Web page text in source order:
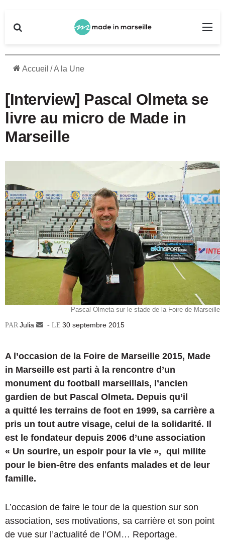
Accueil /A la Une
[Interview] Pascal Olmeta se
livre au micro de Made in
Marseille
Pascal Olmeta sur le stade de la Foire de Marseille
Julia
Envoyer30 septembre 2015
A l’occasion de la Foire de Marseille 2015, Made
in Marseille est parti à la rencontre d’un
monument du football marseillais, l’ancien
gardien de but Pascal Olmeta. Depuis qu’il
a quitté les terrains de foot en 1999, sa carrière a
pris un tout autre visage, celui de la solidarité. Il
est le fondateur depuis 2006 d’une association
« Un sourire, un espoir pour la vie », qui milite
pour le bien-être des enfants malades et de leur
famille.
L’occasion de faire le tour de la question sur son
association, ses motivations, sa carrière et son point
de vue sur l’actualité de l’OM… Reportage.